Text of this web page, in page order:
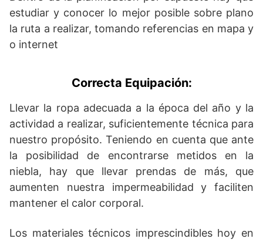
estudiar y conocer lo mejor posible sobre plano
la ruta a realizar, tomando referencias en mapa y
o internet
Correcta Equipación:
Llevar la ropa adecuada a la época del año y la
actividad a realizar, suficientemente técnica para
nuestro propósito. Teniendo en cuenta que ante
la posibilidad de encontrarse metidos en la
niebla, hay que llevar prendas de más, que
aumenten nuestra impermeabilidad y faciliten
mantener el calor corporal.
Los materiales técnicos imprescindibles hoy en